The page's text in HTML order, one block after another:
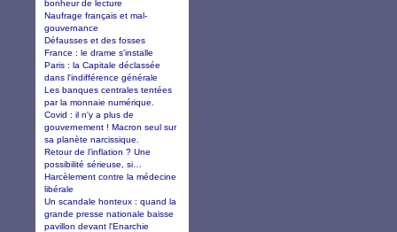
bonheur de lecture
Naufrage français et mal-
gouvernance
Défausses et des fosses
France : le drame s'installe
Paris : la Capitale déclassée
dans l'indifférence générale
Les banques centrales tentées
par la monnaie numérique.
Covid : il n'y a plus de
gouvernement ! Macron seul sur
sa planète narcissique.
Retour de l’inflation ? Une
possibilité sérieuse, si…
Harcèlement contre la médecine
libérale
Un scandale honteux : quand la
grande presse nationale baisse
pavillon devant l'Enarchie